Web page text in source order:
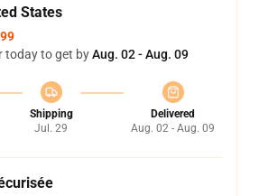
States
today to get byAug. 02 - Aug. 09
Shipping
Jul. 29
Delivered
Aug. 02 - Aug. 09